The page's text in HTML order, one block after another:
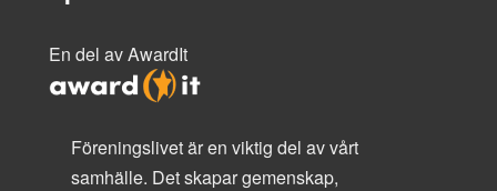
En del av AwardIt
Föreningslivet är en viktig del av vårt
samhälle. Det skapar gemenskap,